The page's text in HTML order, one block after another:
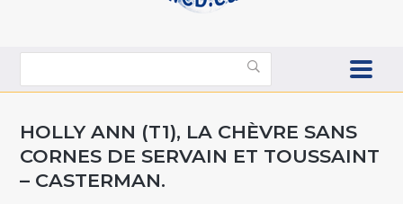
HOLLY ANN (T1), LA CHÈVRE SANS
CORNES DE SERVAIN ET TOUSSAINT
– CASTERMAN.